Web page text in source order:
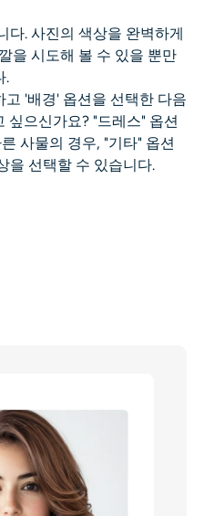
다. 사진의 색상을 완벽하게
을 시도해 볼 수 있을 뿐만
.
'배경' 옵션을 선택한 다음
싶으신가요? "드레스" 옵션
사물의 경우, "기타" 옵션
을 선택할 수 있습니다.